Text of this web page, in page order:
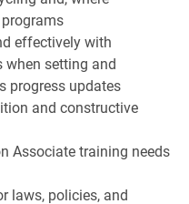
effectively with
when setting and
progress updates
and constructive
Associate training needs
laws, policies, and